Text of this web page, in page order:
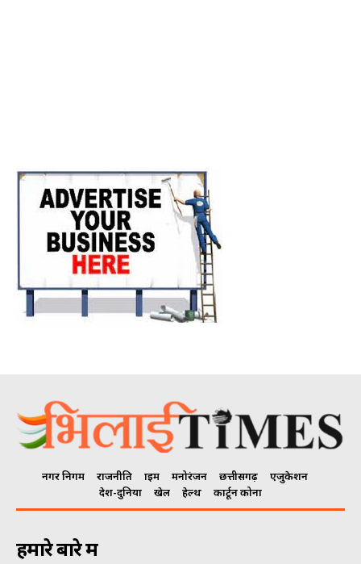
नगर निगम राजनीति क्राइम मनोरंजन छत्तीसगढ़
एजुकेशन
देश-दुनिया
खेल हेल्थ कार्टून कोना
हमारे बारे में